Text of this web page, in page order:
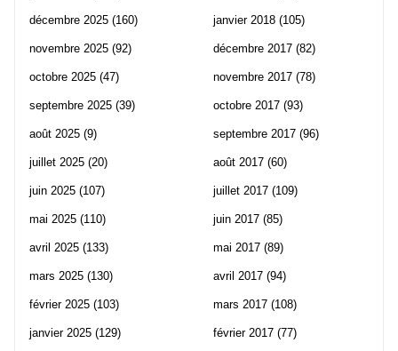
décembre 2025 (160)
novembre 2025 (92)
octobre 2025 (47)
septembre 2025 (39)
août 2025 (9)
juillet 2025 (20)
juin 2025 (107)
mai 2025 (110)
avril 2025 (133)
mars 2025 (130)
février 2025 (103)
janvier 2025 (129)
janvier 2018 (105)
décembre 2017 (82)
novembre 2017 (78)
octobre 2017 (93)
septembre 2017 (96)
août 2017 (60)
juillet 2017 (109)
juin 2017 (85)
mai 2017 (89)
avril 2017 (94)
mars 2017 (108)
février 2017 (77)